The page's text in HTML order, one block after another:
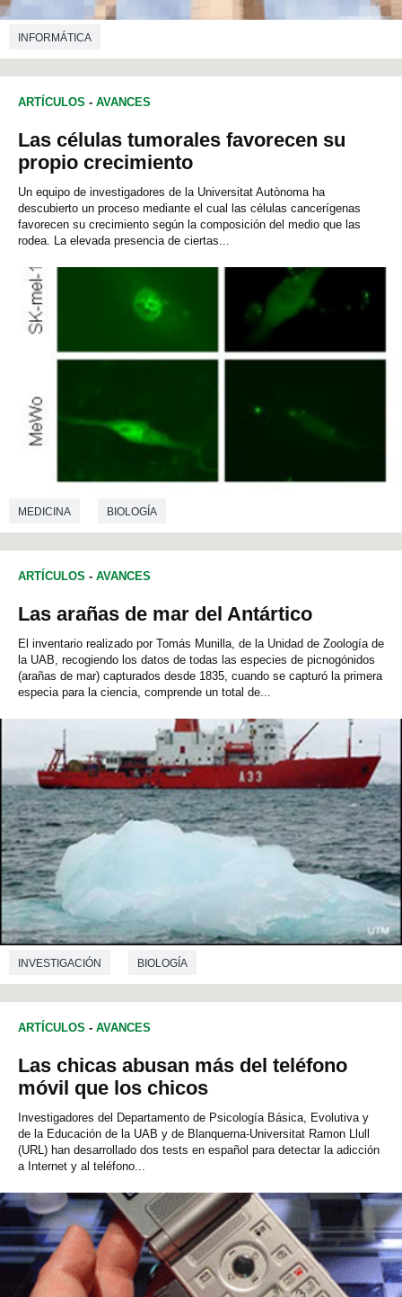
INFORMÁTICA
ARTÍCULOS - AVANCES
Las células tumorales favorecen su
propio crecimiento
Un equipo de investigadores de la Universitat Autònoma ha
descubierto un proceso mediante el cual las células cancerígenas
favorecen su crecimiento según la composición del medio que las
rodea. La elevada presencia de ciertas...
MEDICINA BIOLOGÍA
ARTÍCULOS - AVANCES
Las arañas de mar del Antártico
El inventario realizado por Tomás Munilla, de la Unidad de Zoología de
la UAB, recogiendo los datos de todas las especies de picnogónidos
(arañas de mar) capturados desde 1835, cuando se capturó la primera
especia para la ciencia, comprende un total de...
INVESTIGACIÓN BIOLOGÍA
ARTÍCULOS - AVANCES
Las chicas abusan más del teléfono
móvil que los chicos
Investigadores del Departamento de Psicología Básica, Evolutiva y
de la Educación de la UAB y de Blanquerna-Universitat Ramon Llull
(URL) han desarrollado dos tests en español para detectar la adicción
a Internet y al teléfono...